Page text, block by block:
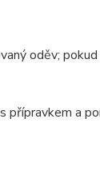
oděv;
přípravkem a